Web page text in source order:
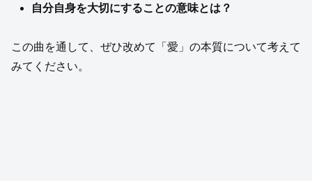
自分自身を大切にすることの意味とは？
この曲を通して、ぜひ改めて「愛」の本質について考えて
みてください。